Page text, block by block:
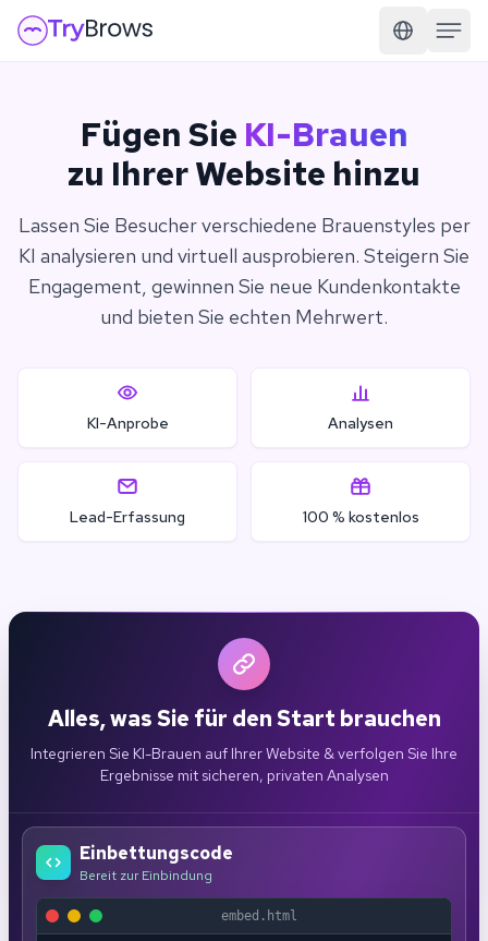
Fügen Sie KI-Brauen
zu Ihrer Website hinzu
Lassen Sie Besucher verschiedene Brauenstyles per
KI analysieren und virtuell ausprobieren. Steigern Sie
Engagement, gewinnen Sie neue Kundenkontakte
und bieten Sie echten Mehrwert.
KI-Anprobe Analysen
Lead-Erfassung 100 % kostenlos
Alles, was Sie für den Start brauchen
Integrieren Sie KI-Brauen auf Ihrer Website & verfolgen Sie Ihre
Ergebnisse mit sicheren, privaten Analysen
Einbettungscode
Bereit zur Einbindung
embed.html